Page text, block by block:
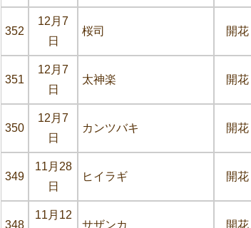
352
12月7
日
桜司 開花
351
12月7
日
太神楽 開花
350
12月7
日
カンツバキ 開花
349
11月28
日
ヒイラギ 開花
348
11月12
サザンカ 開花